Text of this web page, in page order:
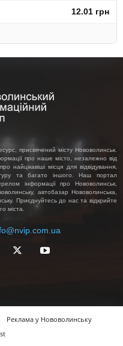
12.01 грн
присвячений місту Нововолинськ.
про наше місто, незалежно від
найцікавіші місця для відвідування,
та багато іншого. Наш портал
інформації про Нововолинськ,
автобазар Нововолинська,
Приєднуйтесь до нас та відкрийте
міста.
Реклама у Нововолинську